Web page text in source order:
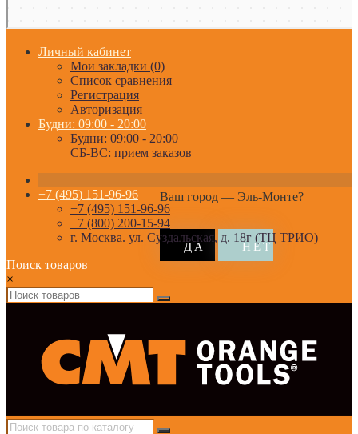
Личный кабинет
Мои закладки (0)
Список сравнения
Регистрация
Авторизация
Будни: 09:00 - 20:00
Будни: 09:00 - 20:00
СБ-ВС: прием заказов
Ваш город — Эль-Монте?
+7 (495) 151-96-96
+7 (495) 151-96-96
+7 (800) 200-15-94
г. Москва. ул. Суздальская, д. 18г (ТЦ ТРИО)
Поиск товаров
×